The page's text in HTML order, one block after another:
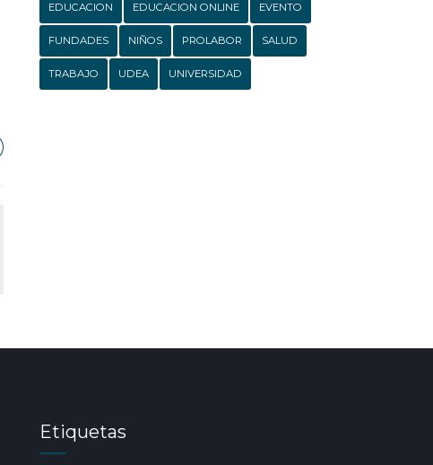
EDUCACION EDUCACION ONLINE EVENTO
FUNDADES NIÑOS PROLABOR SALUD
TRABAJO UDEA UNIVERSIDAD
Etiquetas